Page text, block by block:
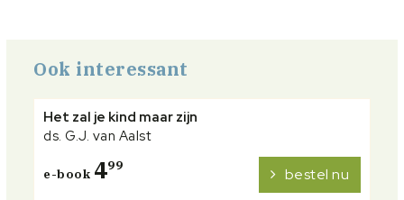
Ook interessant
Het zal je kind maar zijn
ds. G.J. van Aalst
e-book 499 bestel nu